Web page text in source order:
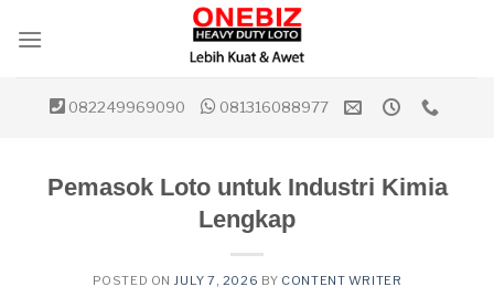
082249969090 081316088977
Pemasok Loto untuk Industri Kimia
Lengkap
POSTED ON JULY 7, 2026 BY CONTENT WRITER